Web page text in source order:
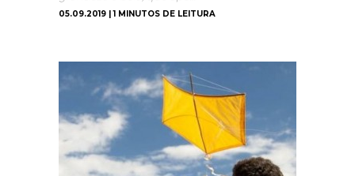
05.09.2019 | 1 MINUTOS DE LEITURA